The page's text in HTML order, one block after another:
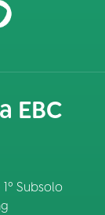
EBC
Subsolo